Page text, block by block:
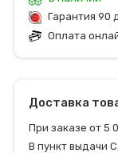
Гарантия 90
Оплата
Доставка
При заказе от 5
В пункт выдачи